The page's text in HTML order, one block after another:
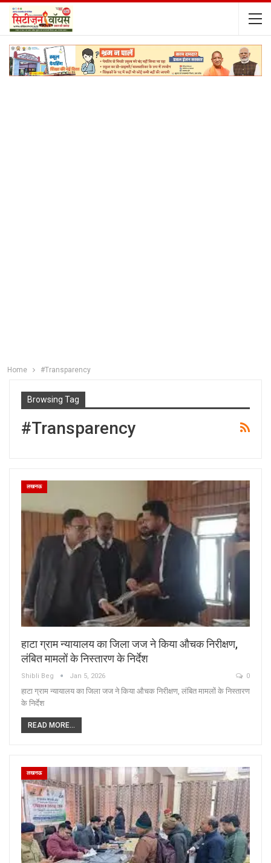
Home #Transparency
Browsing Tag
#Transparency
लखनऊ
हाटा ग्राम न्यायालय का जिला जज ने किया औचक निरीक्षण,
लंबित मामलों के निस्तारण के निर्देश
Shibli Beg Jan 5, 2026 0
हाटा ग्राम न्यायालय का जिला जज ने किया औचक निरीक्षण, लंबित मामलों के निस्तारण
के निर्देश
READ MORE...
लखनऊ